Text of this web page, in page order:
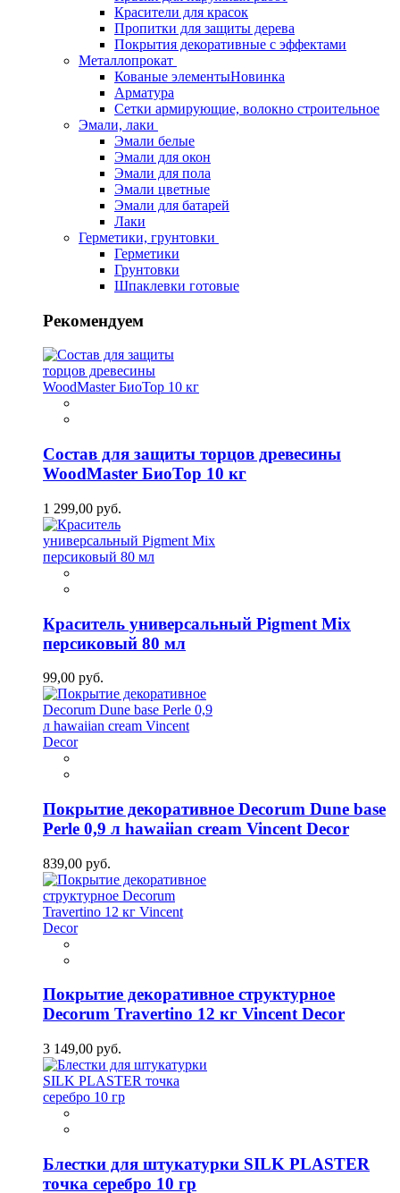
Красители для красок
Пропитки для защиты дерева
Покрытия декоративные с эффектами
Металлопрокат
Кованые элементыНовинка
Арматура
Сетки армирующие, волокно строительное
Эмали, лаки
Эмали белые
Эмали для окон
Эмали для пола
Эмали цветные
Эмали для батарей
Лаки
Герметики, грунтовки
Герметики
Грунтовки
Шпаклевки готовые
Рекомендуем
Состав для защиты торцов древесины
WoodMaster БиоТор 10 кг
1 299,00 руб.
Краситель универсальный Pigment Mix
персиковый 80 мл
99,00 руб.
Покрытие декоративное Decorum Dune base
Perle 0,9 л hawaiian cream Vincent Decor
839,00 руб.
Покрытие декоративное структурное
Decorum Travertino 12 кг Vincent Decor
3 149,00 руб.
Блестки для штукатурки SILK PLASTER
точка серебро 10 гр